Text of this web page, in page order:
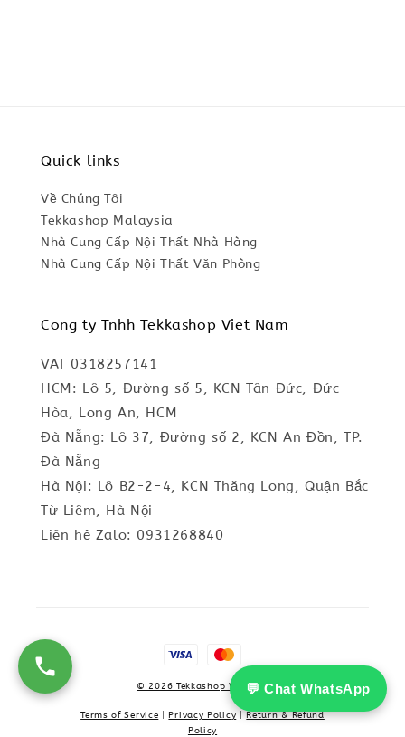
💬 Chat WhatsApp
Quick links
Về Chúng Tôi
Tekkashop Malaysia
Nhà Cung Cấp Nội Thất Nhà Hàng
Nhà Cung Cấp Nội Thất Văn Phòng
Cong ty Tnhh Tekkashop Viet Nam
VAT 0318257141
HCM: Lô 5, Đường số 5, KCN Tân Đức, Đức
Hòa, Long An, HCM
Đà Nẵng: Lô 37, Đường số 2, KCN An Đồn, TP.
Đà Nẵng
Hà Nội: Lô B2-2-4, KCN Thăng Long, Quận Bắc
Từ Liêm, Hà Nội
Liên hệ Zalo: 0931268840
© 2026 Tekkashop Vietnam
Terms of Service Privacy Policy |Return & Refund
Policy